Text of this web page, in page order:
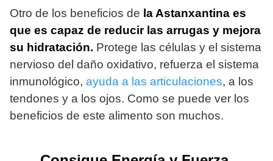
Otro de los beneficios de la Astanxantina es
que es capaz de reducir las arrugas y mejora
su hidratación. Protege las células y el sistema
nervioso del daño oxidativo, refuerza el sistema
inmunológico, ayuda a las articulaciones, a los
tendones y a los ojos. Como se puede ver los
beneficios de este alimento son muchos.